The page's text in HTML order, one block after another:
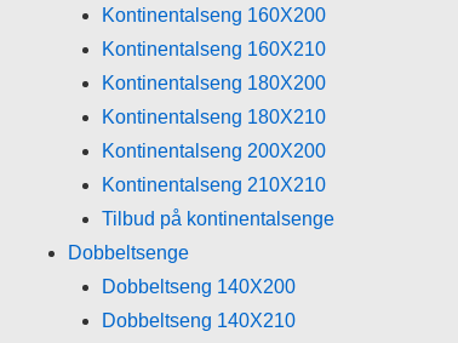
Kontinentalseng 160X200
Kontinentalseng 160X210
Kontinentalseng 180X200
Kontinentalseng 180X210
Kontinentalseng 200X200
Kontinentalseng 210X210
Tilbud på kontinentalsenge
Dobbeltsenge
Dobbeltseng 140X200
Dobbeltseng 140X210